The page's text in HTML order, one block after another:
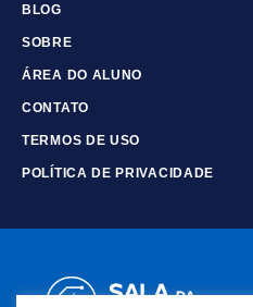
BLOG
SOBRE
ÁREA DO ALUNO
CONTATO
TERMOS DE USO
POLÍTICA DE PRIVACIDADE